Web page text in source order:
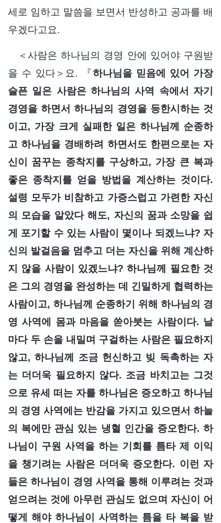
세로 임하고 말씀을 보면서 반성하고 공과를 배
우겠다고요.
＜사람은 하나님의 경영 안에 있어야 구원받
을 수 있다＞요. 『하나님을 믿음에 있어 가장
슬픈 일은 사람은 하나님의 사역 속에서 자기
경영을 하면서 하나님의 경영을 등한시하는 것
이고, 가장 크게 실패한 일은 하나님께 순종하
고 하나님을 경배하려 하면서도 한편으로는 자
신이 꿈꾸는 종착지를 구상하고, 가장 큰 복과
좋은 종착지를 얻을 방법을 계산하는 것이다.
설령 모두가 비참하고 가증스럽고 가련한 자신
의 모습을 알았다 해도, 자신의 꿈과 소망을 쉽
게 포기할 수 있는 사람이 몇이나 되겠느냐? 자
신의 발걸음을 멈추고 더는 자신을 위해 계산하
지 않을 사람이 있겠느냐? 하나님께 필요한 것
은 그의 경영을 완성하는 데 긴밀하게 협력하는
사람이고, 하나님께 순종하기 위해 하나님의 경
영 사역에 몸과 마음을 쏟아붓는 사람이다. 날
마다 두 손을 내밀며 구걸하는 사람은 필요하지
않고, 하나님께 조금 헌신하고 빚 독촉하는 자
는 더더욱 필요하지 않다. 조금 바치고는 그것
으로 유세 떠는 자를 하나님은 증오하고 하나님
의 경영 사역에는 반감을 가지고 있으면서 하늘
의 복에만 관심 있는 냉혈 인간을 증오한다. 하
나님이 구원 사역을 하는 기회를 틈타 제 이익
을 챙기려는 사람은 더더욱 증오한다. 이런 자
들은 하나님이 경영 사역을 통해 이루려는 것과
얻으려는 것에 아무런 관심도 없으며 자신이 어
떻게 해야 하나님이 사역하는 틈을 타 복을 받